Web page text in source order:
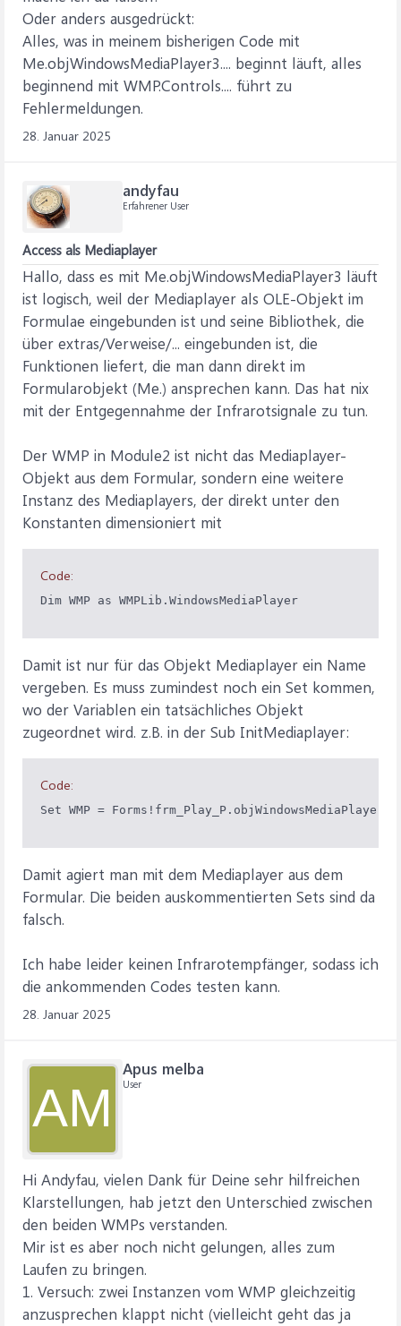
Oder anders ausgedrückt:
Alles, was in meinem bisherigen Code mit
Me.objWindowsMediaPlayer3.... beginnt läuft, alles
beginnend mit WMP.Controls.... führt zu
Fehlermeldungen.
28. Januar 2025
andyfau
Erfahrener User
Access als Mediaplayer
Hallo, dass es mit Me.objWindowsMediaPlayer3 läuft
ist logisch, weil der Mediaplayer als OLE-Objekt im
Formulae eingebunden ist und seine Bibliothek, die
über extras/Verweise/... eingebunden ist, die
Funktionen liefert, die man dann direkt im
Formularobjekt (Me.) ansprechen kann. Das hat nix
mit der Entgegennahme der Infrarotsignale zu tun.
Der WMP in Module2 ist nicht das Mediaplayer-
Objekt aus dem Formular, sondern eine weitere
Instanz des Mediaplayers, der direkt unter den
Konstanten dimensioniert mit
Code:
Dim WMP as WMPLib.WindowsMediaPlayer
Damit ist nur für das Objekt Mediaplayer ein Name
vergeben. Es muss zumindest noch ein Set kommen,
wo der Variablen ein tatsächliches Objekt
zugeordnet wird. z.B. in der Sub InitMediaplayer:
Code:
Set WMP = Forms!frm_Play_P.objWindowsMediaPlayer3
Damit agiert man mit dem Mediaplayer aus dem
Formular. Die beiden auskommentierten Sets sind da
falsch.
Ich habe leider keinen Infrarotempfänger, sodass ich
die ankommenden Codes testen kann.
28. Januar 2025
AM
Apus melba
User
Hi Andyfau, vielen Dank für Deine sehr hilfreichen
Klarstellungen, hab jetzt den Unterschied zwischen
den beiden WMPs verstanden.
Mir ist es aber noch nicht gelungen, alles zum
Laufen zu bringen.
1. Versuch: zwei Instanzen vom WMP gleichzeitig
anzusprechen klappt nicht (vielleicht geht das ja